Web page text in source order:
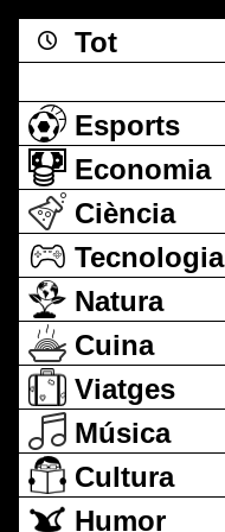
Tot
Esports
Economia
Ciència
Tecnologia
Natura
Cuina
Viatges
Música
Cultura
Humor